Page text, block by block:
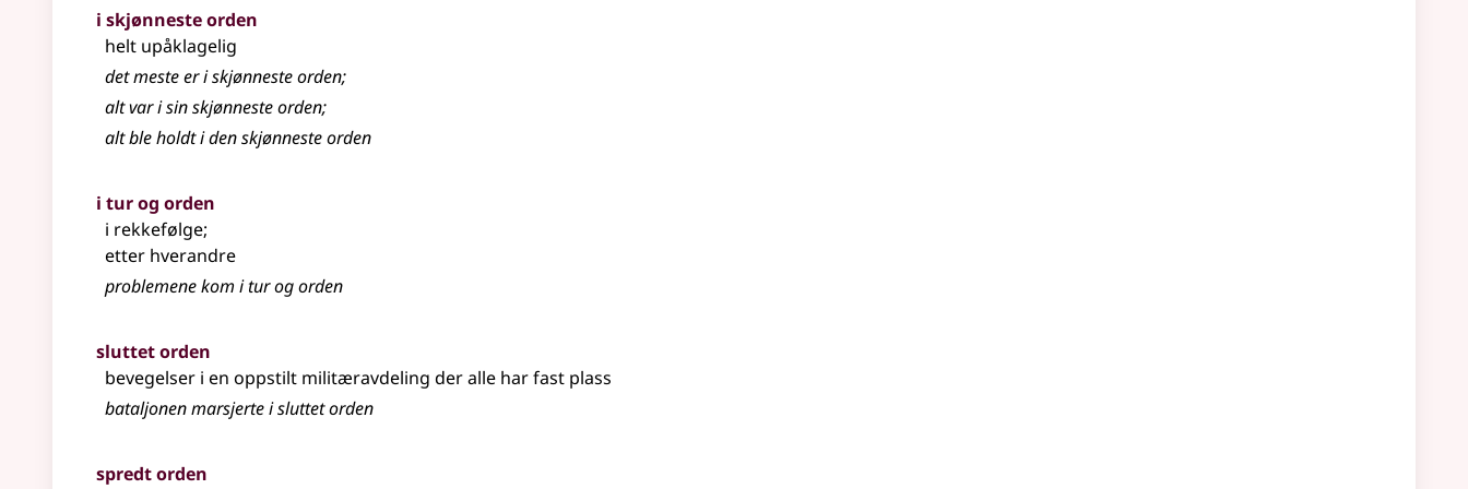
i skjønneste orden
helt upåklagelig
det meste er i skjønneste orden;
alt var i sin skjønneste orden;
alt ble holdt i den skjønneste orden
i tur og orden
i rekkefølge;
etter hverandre
problemene kom i tur og orden
sluttet orden
bevegelser i en oppstilt militæravdeling der alle har fast plass
bataljonen marsjerte i sluttet orden
spredt orden